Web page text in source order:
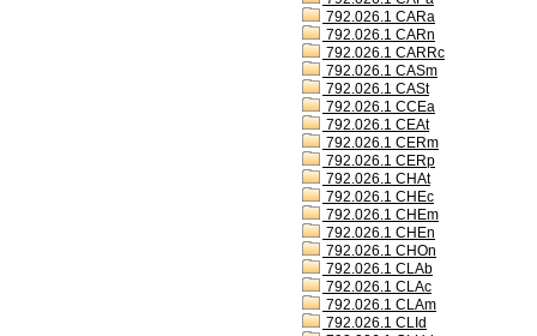
792.026.1 CARa
792.026.1 CARn
792.026.1 CARRc
792.026.1 CASm
792.026.1 CASt
792.026.1 CCEa
792.026.1 CEAt
792.026.1 CERm
792.026.1 CERp
792.026.1 CHAt
792.026.1 CHEc
792.026.1 CHEm
792.026.1 CHEn
792.026.1 CHOn
792.026.1 CLAb
792.026.1 CLAc
792.026.1 CLAm
792.026.1 CLId